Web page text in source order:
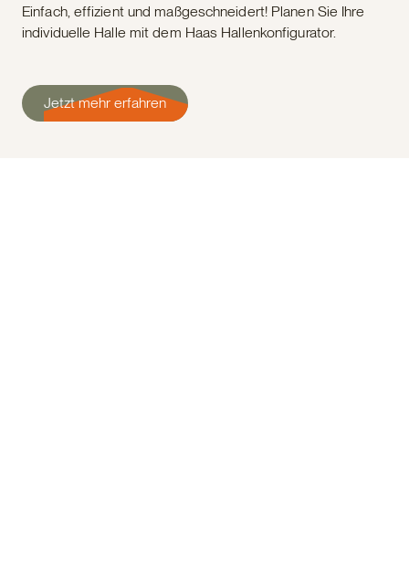
Einfach, effizient und maßgeschneidert! Planen Sie Ihre
individuelle Halle mit dem Haas Hallenkonfigurator.
Jetzt mehr erfahren